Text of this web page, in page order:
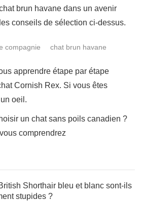
brun havane dans un avenir
conseils de sélection ci-dessus.
compagnie chat brun havane
apprendre étape par étape
Cornish Rex. Si vous êtes
oeil.
un chat sans poils canadien ?
comprendrez
Shorthair bleu et blanc sont-ils
stupides ?